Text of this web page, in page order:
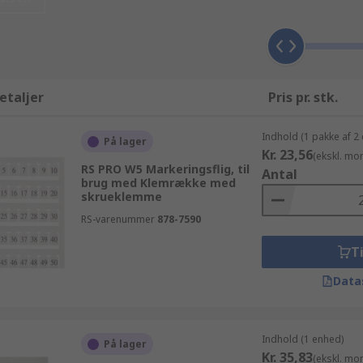
du gøre brug af vores dag-til-dag leveringsservice
rækkeklemme produkter i et større parti (bestillinger
forvente teknisk support fra vore tekniske eksperter
en producent som er kvalitetsbevidst. RS følger de
- tilbehør produkter fra Phoenix Contact eller måske
al den support du har brug for, for at få størst mulig
Pris pr. stk.
På lager
RS PRO W5 Markeringsflig, til
brug med Klemrække med
skrueklemme
RS-varenummer 878-7590
Indhold (1 pakke af 2
Kr. 23,56(ekskl.
Antal
På lager Indhold (1 enhed)
Kr. 35,83(ekskl.